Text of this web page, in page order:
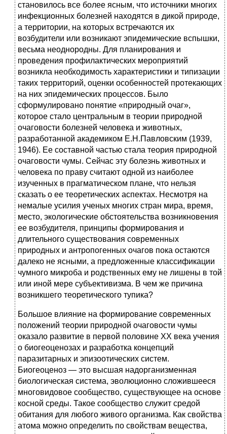
становилось все более ясным, что источники многих
инфекционных болезней находятся в дикой природе,
а территории, на которых встречаются их
возбудители или возникают эпидемические вспышки,
весьма неоднородны. Для планирования и
проведения профилактических мероприятий
возникла необходимость характеристики и типизации
таких территорий, оценки особенностей протекающих
на них эпидемических процессов. Было
сформулировано понятие «природный очаг»,
которое стало центральным в теории природной
очаговости болезней человека и животных,
разработанной академиком Е.Н.Павловским (1939,
1946). Ее составной частью стала теория природной
очаговости чумы. Сейчас эту болезнь животных и
человека по праву считают одной из наиболее
изученных в прагматическом плане, что нельзя
сказать о ее теоретических аспектах. Несмотря на
немалые усилия ученых многих стран мира, время,
место, экологические обстоятельства возникновения
ее возбудителя, принципы формирования и
длительного существования современных
природных и антропогенных очагов пока остаются
далеко не ясными, а предложенные классификации
чумного микроба и родственных ему не лишены в той
или иной мере субъективизма. В чем же причина
возникшего теоретического тупика?
Большое влияние на формирование современных
положений теории природной очаговости чумы
оказало развитие в первой половине XX века учения
о биогеоценозах и разработка концепций
паразитарных и эпизоотических систем.
Биогеоценоз — это высшая надорганизменная
биологическая система, эволюционно сложившееся
многовидовое сообщество, существующее на основе
косной среды. Такое сообщество служит средой
обитания для любого живого организма. Как свойства
атома можно определить по свойствам вещества,